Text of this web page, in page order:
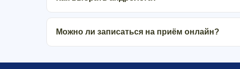
Можно ли записаться на приём онлайн?